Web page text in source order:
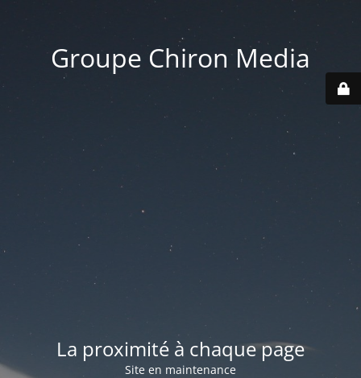
Groupe Chiron Media
La proximité à chaque page
Site en maintenance